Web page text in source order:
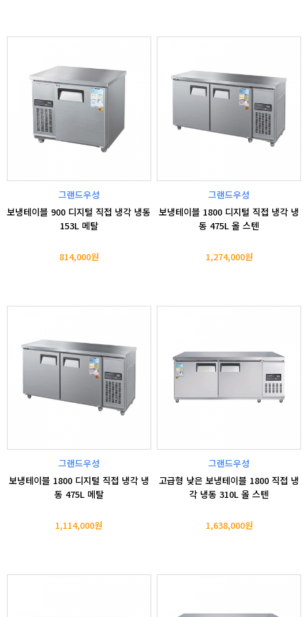
그랜드우성
보냉테이블 900 디지털 직접 냉각 냉동
153L 메탈
814,000원
그랜드우성
보냉테이블 1800 디지털 직접 냉각 냉
동 475L 올 스텐
1,274,000원
그랜드우성
보냉테이블 1800 디지털 직접 냉각 냉
동 475L 메탈
1,114,000원
그랜드우성
고급형 낮은 보냉테이블 1800 직접 냉
각 냉동 310L 올 스텐
1,638,000원